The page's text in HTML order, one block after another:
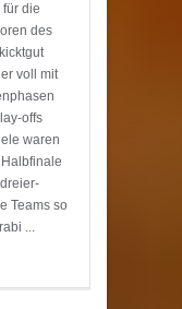
die
des
voll mit
offs
waren
Teams so
...